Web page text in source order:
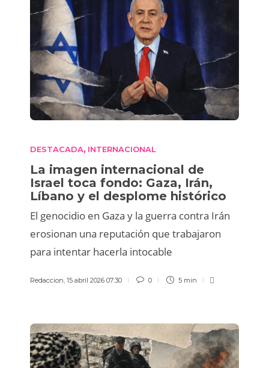
DESTACADA, INTERNACIONAL
La imagen internacional de
Israel toca fondo: Gaza, Irán,
Líbano y el desplome histórico
El genocidio en Gaza y la guerra contra Irán
erosionan una reputación que trabajaron
para intentar hacerla intocable
Redaccion, 15 abril 2026 07:30 0 5 min